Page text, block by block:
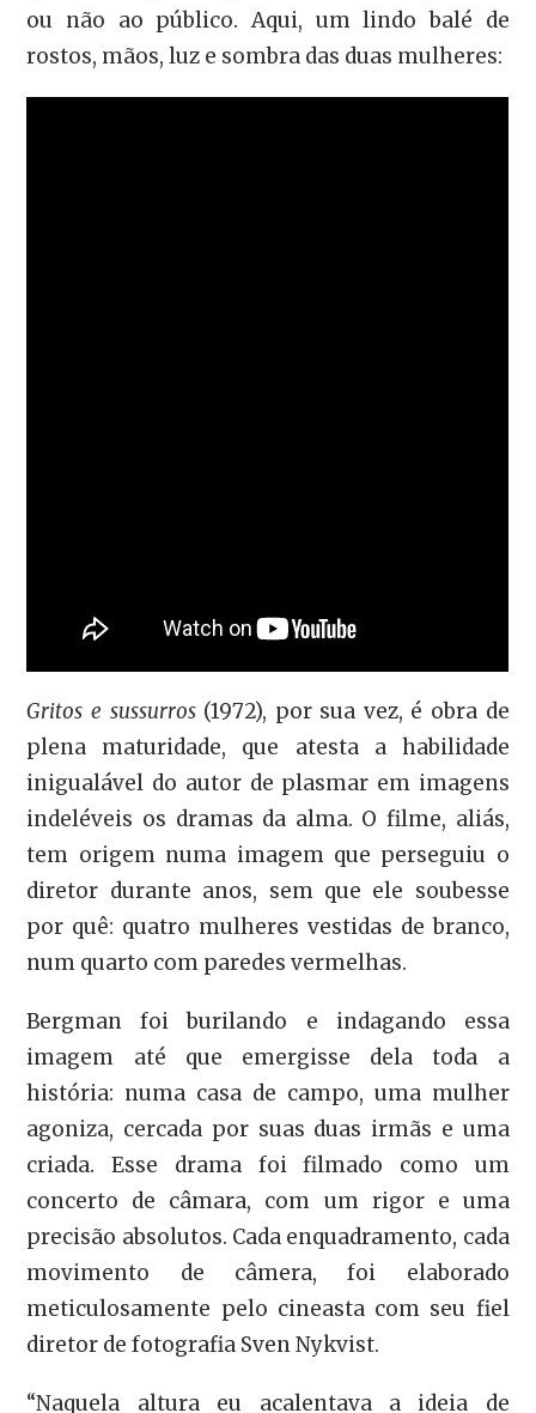
ou não ao público. Aqui, um lindo balé de
rostos, mãos, luz e sombra das duas mulheres:
Gritos e sussurros(1972), por sua vez, é obra de
plena maturidade, que atesta a habilidade
inigualável do autor de plasmar em imagens
indeléveis os dramas da alma. O filme, aliás,
tem origem numa imagem que perseguiu o
diretor durante anos, sem que ele soubesse
por quê: quatro mulheres vestidas de branco,
num quarto com paredes vermelhas.
Bergman foi burilando e indagando essa
imagem até que emergisse dela toda a
história: numa casa de campo, uma mulher
agoniza, cercada por suas duas irmãs e uma
criada. Esse drama foi filmado como um
concerto de câmara, com um rigor e uma
precisão absolutos. Cada enquadramento, cada
movimento de câmera, foi elaborado
meticulosamente pelo cineasta com seu fiel
diretor de fotografia Sven Nykvist.
“Naquela altura eu acalentava a ideia de